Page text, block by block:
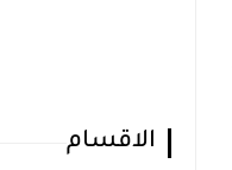
الاقسام